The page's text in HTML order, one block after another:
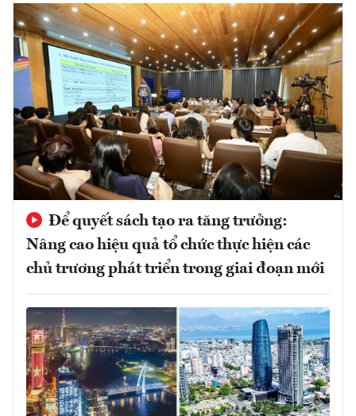
Để quyết sách tạo ra tăng trưởng:
Nâng cao hiệu quả tổ chức thực hiện các
chủ trương phát triển trong giai đoạn mới